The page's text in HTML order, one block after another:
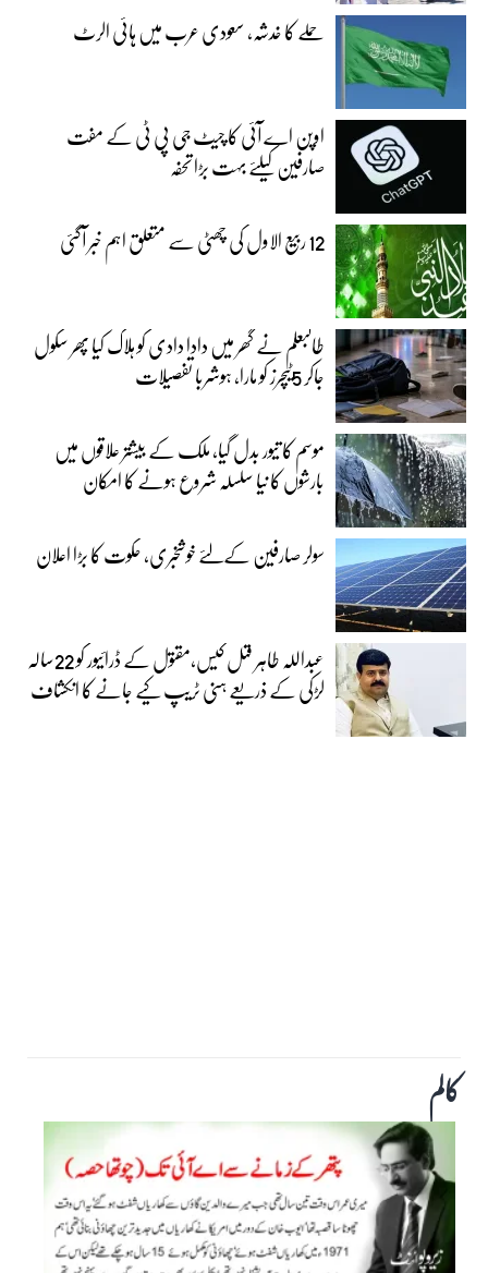
حملے کا خدشہ، سعودی عرب میں ہائی الرٹ
اوپن اے آئی کا چیٹ جی پی ٹی کے مفت
صارفین کیلئے بہت بڑا تحفہ
12 ربیع الاول کی چھٹی سے متعلق اہم خبر آگئی
طالبعلم نے گھر میں دادا دادی کو ہلاک کیا پھر سکول
جاکر 5ٹیچرز کو مارا، ہوشربا تفصیلات
موسم کا تیور بدل گیا، ملک کے بیشتر علاقوں میں
بارشوں کا نیا سلسلہ شروع ہونے کا امکان
سولر صارفین کےلئے خوشخبری، حکوت کا بڑا اعلان
عبداللہ طاہر قتل کیس،مقتول کے ڈرائیور کو 22سالہ
لڑکی کے ذریعے ہنی ٹریپ کیے جانے کا انکشاف
کالم